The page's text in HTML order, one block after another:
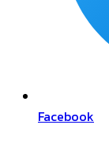
Facebook